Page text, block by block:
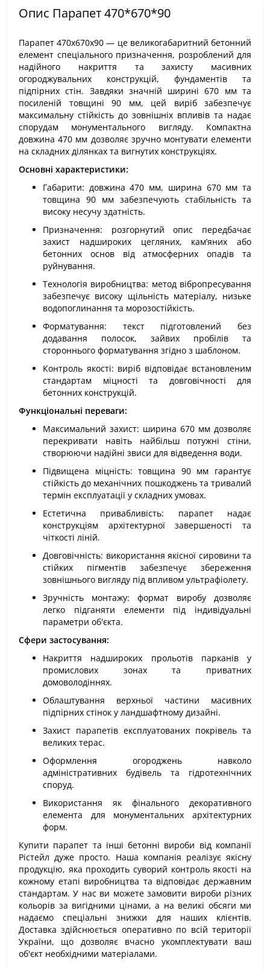
Опис Парапет 470*670*90
Парапет 470х670х90 — це великогабаритний бетонний
елемент спеціального призначення, розроблений для
надійного накриття та захисту масивних
огороджувальних конструкцій, фундаментів та
підпірних стін. Завдяки значній ширині 670 мм та
посиленій товщині 90 мм, цей виріб забезпечує
максимальну стійкість до зовнішніх впливів та надає
спорудам монументального вигляду. Компактна
довжина 470 мм дозволяє зручно монтувати елементи
на складних ділянках та вигнутих конструкціях.
Основні характеристики:
Габарити: довжина 470 мм, ширина 670 мм та
товщина 90 мм забезпечують стабільність та
високу несучу здатність.
Призначення: розгорнутий опис передбачає
захист надшироких цегляних, кам’яних або
бетонних основ від атмосферних опадів та
руйнування.
Технологія виробництва: метод вібропресування
забезпечує високу щільність матеріалу, низьке
водопоглинання та морозостійкість.
Форматування: текст підготовлений без
додавання полосок, зайвих пробілів та
стороннього форматування згідно з шаблоном.
Контроль якості: виріб відповідає встановленим
стандартам міцності та довговічності для
бетонних конструкцій.
Функціональні переваги:
Максимальний захист: ширина 670 мм дозволяє
перекривати навіть найбільш потужні стіни,
створюючи надійні звиси для відведення води.
Підвищена міцність: товщина 90 мм гарантує
стійкість до механічних пошкоджень та тривалий
термін експлуатації у складних умовах.
Естетична привабливість: парапет надає
конструкціям архітектурної завершеності та
чіткості ліній.
Довговічність: використання якісної сировини та
стійких пігментів забезпечує збереження
зовнішнього вигляду під впливом ультрафіолету.
Зручність монтажу: формат виробу дозволяє
легко підганяти елементи під індивідуальні
параметри об'єкта.
Сфери застосування:
Накриття надшироких прольотів парканів у
промислових зонах та приватних
домоволодіннях.
Облаштування верхньої частини масивних
підпірних стінок у ландшафтному дизайні.
Захист парапетів експлуатованих покрівель та
великих терас.
Оформлення огороджень навколо
адміністративних будівель та гідротехнічних
споруд.
Використання як фінального декоративного
елемента для монументальних архітектурних
форм.
Купити парапет та інші бетонні вироби від компанії
Рістейл дуже просто. Наша компанія реалізує якісну
продукцію, яка проходить суворий контроль якості на
кожному етапі виробництва та відповідає державним
стандартам. У нас ви можете замовити вироби різних
кольорів за вигідними цінами, а на великі обсяги ми
надаємо спеціальні знижки для наших клієнтів.
Доставка здійснюється оперативно по всій території
України, що дозволяє вчасно укомплектувати ваш
об'єкт необхідними матеріалами.